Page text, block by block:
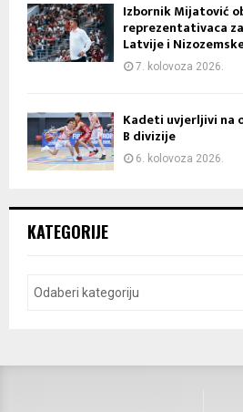
Izbornik Mijatović
reprezentativaca
Latvije i
7. kolovoza 2026.
Kadeti uvjerljivi na
B divizije
6. kolovoza 2026.
KATEGORIJE